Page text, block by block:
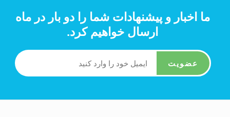
ما اخبار و پیشنهادات شما را دو بار در ماه
ارسال خواهیم کرد.
عضویت